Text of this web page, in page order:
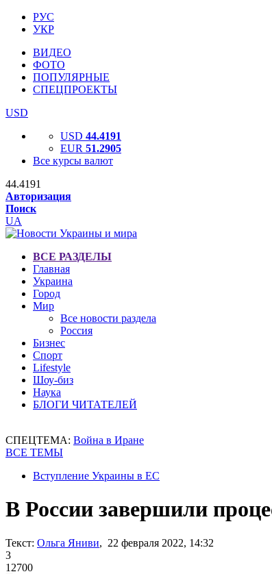
РУС
УКР
ВИДЕО
ФОТО
ПОПУЛЯРНЫЕ
СПЕЦПРОЕКТЫ
USD
USD 44.4191
EUR 51.2905
Все курсы валют
44.4191
Авторизация
Поиск
UA
ВСЕ РАЗДЕЛЫ
Главная
Украина
Город
Мир
Все новости раздела
Россия
Бизнес
Спорт
Lifestyle
Шоу-биз
Наука
БЛОГИ ЧИТАТЕЛЕЙ
СПЕЦТЕМА: Война в Иране
ВСЕ ТЕМЫ
Вступление Украины в ЕС
В России завершили
Текст: Ольга Яниви, 22 февраля 2022, 14:32
3
12700